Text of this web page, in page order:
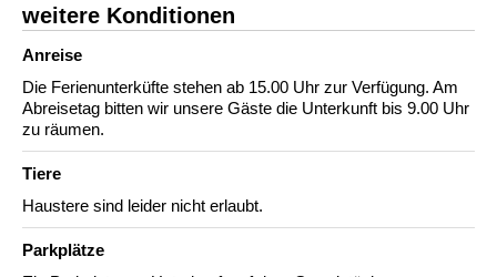
weitere Konditionen
Anreise
Die Ferienunterküfte stehen ab 15.00 Uhr zur Verfügung. Am
Abreisetag bitten wir unsere Gäste die Unterkunft bis 9.00 Uhr
zu räumen.
Tiere
Haustere sind leider nicht erlaubt.
Parkplätze